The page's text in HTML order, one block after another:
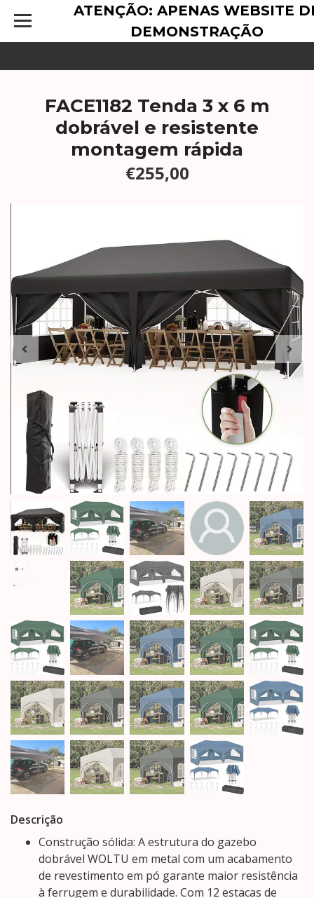
ATENÇÃO: APENAS WEBSITE
DEMONSTRAÇÃO
FACE1182 Tenda 3 x 6 m
dobrável e resistente
montagem rápida
€255,00
Descrição
Construção sólida: A estrutura do gazebo
dobrável WOLTU em metal com um acabamento
de revestimento em pó garante maior resistência
à ferrugem e durabilidade. Com 12 estacas de